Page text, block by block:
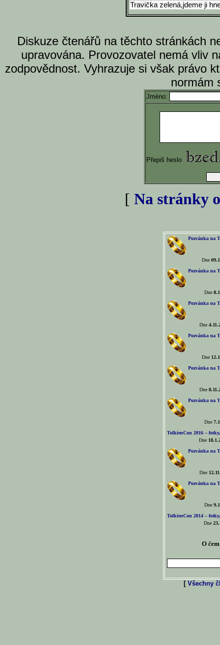
Travička zelená,jdeme ji
Diskuze čtenářů na těchto stránkách
upravována. Provozovatel nemá vliv
zodpovědnost. Vyhrazuje si však právo
normám
Jméno:
Přepiš heslo
[ Na stránky
Pozvánka na
Dne
Pozvánka na
Dne
Pozvánka na
Dne
Pozvánka na
Dne
Pozvánka na
Dne
Pozvánka na
Dne
TolkienCon 2016 –
Dne
Pozvánka na
Dne
Pozvánka na
Dne
TolkienCon 2014 –
Dne
O
[ Všechny